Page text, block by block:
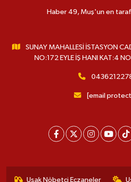
Haber 49, Muş'un en
SUNAY MAHALLESİ İSTASYON
NO:172 EYLE İŞ HANI KAT:4
[email
Uşak Nöbetçi Eczaneler